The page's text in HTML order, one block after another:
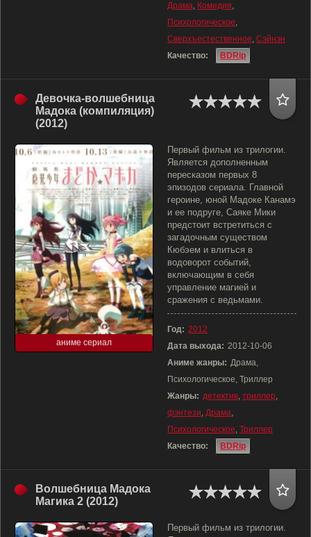
Драма, Комедия,
Психологическое,
Сверхъестественное, Сэйнэн
Качество:
BDRip
Девочка-волшебница
Мадока (компиляция)
(2012)
аниме сериал
Первый фильм из трилогии.
Является дополненным
пересказом первых 8
эпизодов сериала. Главной
героине, юной Мадоке Канамэ
и ее подруге, Саяке Мики
предстоит встретиться с
загадочным существом
Кюбэем и влиться в
водоворот событий,
включающим в себя
управление магией и
сражения с ведьмами.
Год: 2012
Дата выхода: 2012-10-06
Аниме жанры: Драма,
Психологическое, Триллер
Жанры: детектив, триллер,
фэнтези, Драма,
Психологическое, Триллер
Качество:
BDRip
Волшебница Мадока
Магика 2 (2012)
Первый фильм из трилогии.